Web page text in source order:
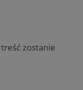
zostanie